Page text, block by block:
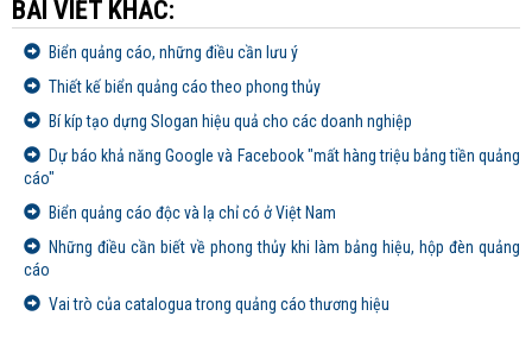
BÀI VIẾT KHÁC:
Biển quảng cáo, những điều cần lưu ý
Thiết kế biển quảng cáo theo phong thủy
Bí kíp tạo dựng Slogan hiệu quả cho các doanh nghiệp
Dự báo khả năng Google và Facebook "mất hàng triệu bảng tiền quảng
cáo"
Biển quảng cáo độc và lạ chỉ có ở Việt Nam
Những điều cần biết về phong thủy khi làm bảng hiệu, hộp đèn quảng
cáo
Vai trò của catalogua trong quảng cáo thương hiệu